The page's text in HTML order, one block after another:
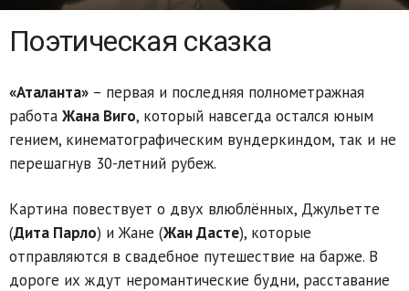
Поэтическая сказка
«Аталанта» – первая и последняя полнометражная
работа Жана Виго, который навсегда остался юным
гением, кинематографическим вундеркиндом, так и не
перешагнув 30-летний рубеж.
Картина повествует о двух влюблённых, Джульетте
(Дита Парло) и Жане (Жан Дасте), которые
отправляются в свадебное путешествие на барже. В
дороге их ждут неромантические будни, расставание